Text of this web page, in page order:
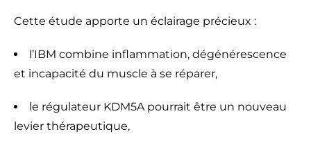
Cette étude apporte un éclairage précieux :
l’IBM combine inflammation, dégénérescence
et incapacité du muscle à se réparer,
le régulateur KDM5A pourrait être un nouveau
levier thérapeutique,